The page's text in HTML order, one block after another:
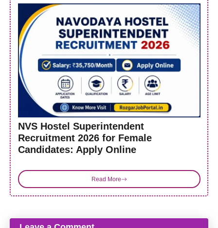
NVS Hostel Superintendent
Recruitment 2026 for Female
Candidates: Apply Online
Read More